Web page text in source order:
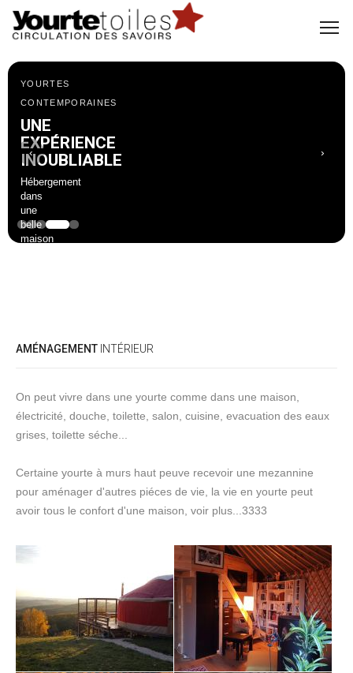
YOURTES
CONTEMPORAINES
UNE
EXPÉRIENCE
INOUBLIABLE
Hébergement
dans
une
belle
maison
‹ ›
AMÉNAGEMENT INTÉRIEUR
On peut vivre dans une yourte comme dans une maison,
électricité, douche, toilette, salon, cuisine, evacuation des eaux
grises, toilette séche...
Certaine yourte à murs haut peuve recevoir une mezannine
pour aménager d'autres piéces de vie, la vie en yourte peut
avoir tous le confort d'une maison, voir plus...3333